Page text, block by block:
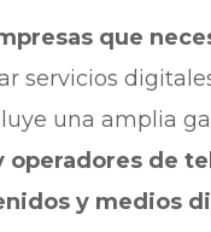
que
servicios
una amplia
operadores de
y medios